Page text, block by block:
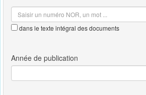
dans le texte intégral des documents